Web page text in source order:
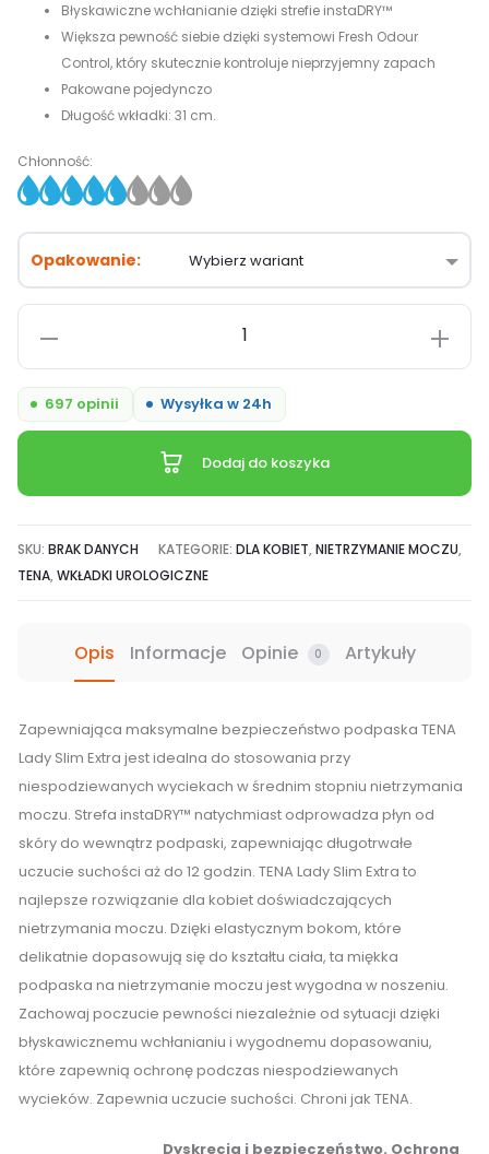
Błyskawiczne wchłanianie dzięki strefie instaDRY™
Większa pewność siebie dzięki systemowi Fresh Odour
Control, który skutecznie kontroluje nieprzyjemny zapach
Pakowane pojedynczo
Długość wkładki: 31 cm.
Chłonność:
Opakowanie
697 opinii Wysyłka w 24h
Lady
Slim
chłonność
5/8
Dodaj do koszyka
SKU:BRAK DANYCH KATEGORIE:DLA KOBIET,NIETRZYMANIE MOCZU,
TENA,WKŁADKI UROLOGICZNE
Opis Informacje Opinie 0 Artykuły
Zapewniająca maksymalne bezpieczeństwo podpaska TENA
Lady Slim Extra jest idealna do stosowania przy
niespodziewanych wyciekach w średnim stopniu nietrzymania
moczu. Strefa instaDRY™ natychmiast odprowadza płyn od
skóry do wewnątrz podpaski, zapewniając długotrwałe
uczucie suchości aż do 12 godzin. TENA Lady Slim Extra to
najlepsze rozwiązanie dla kobiet doświadczających
nietrzymania moczu. Dzięki elastycznym bokom, które
delikatnie dopasowują się do kształtu ciała, ta miękka
podpaska na nietrzymanie moczu jest wygodna w noszeniu.
Zachowaj poczucie pewności niezależnie od sytuacji dzięki
błyskawicznemu wchłanianiu i wygodnemu dopasowaniu,
które zapewnią ochronę podczas niespodziewanych
wycieków. Zapewnia uczucie suchości. Chroni jak TENA.
Dyskrecja i bezpieczeństwo. Ochrona